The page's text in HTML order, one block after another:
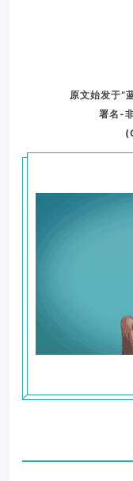
原文始发于“
署名-